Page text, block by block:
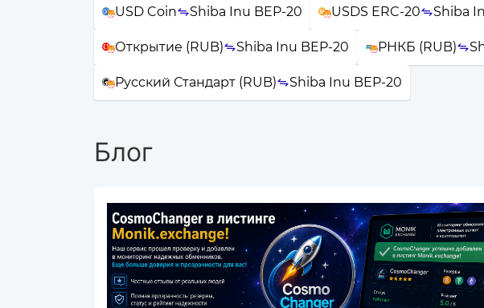
USD Coin Shiba Inu BEP-20 USDS ERC-20 Shiba
Открытие (RUB) Shiba Inu BEP-20 РНКБ (RUB)
Русский Стандарт (RUB) Shiba Inu BEP-20
Блог